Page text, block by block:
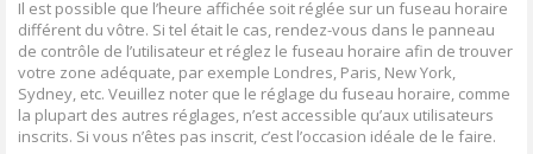
Il est possible que l’heure affichée soit réglée sur un fuseau horaire
différent du vôtre. Si tel était le cas, rendez-vous dans le panneau
de contrôle de l’utilisateur et réglez le fuseau horaire afin de trouver
votre zone adéquate, par exemple Londres, Paris, New York,
Sydney, etc. Veuillez noter que le réglage du fuseau horaire, comme
la plupart des autres réglages, n’est accessible qu’aux utilisateurs
inscrits. Si vous n’êtes pas inscrit, c’est l’occasion idéale de le faire.